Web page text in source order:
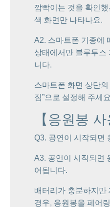
깜빡이는 것을 확인
색 화면만 나타나요.
A2. 스마트폰 기종에
상태에서만 블루투스
니다.
스마트폰 화면 상단의
짐”으로 설정해 주세
【응원봉 사
Q3. 공연이 시작되면
A3. 공연이 시작되면
어됩니다.
배터리가 충분하지만
경우, 응원봉을 페어